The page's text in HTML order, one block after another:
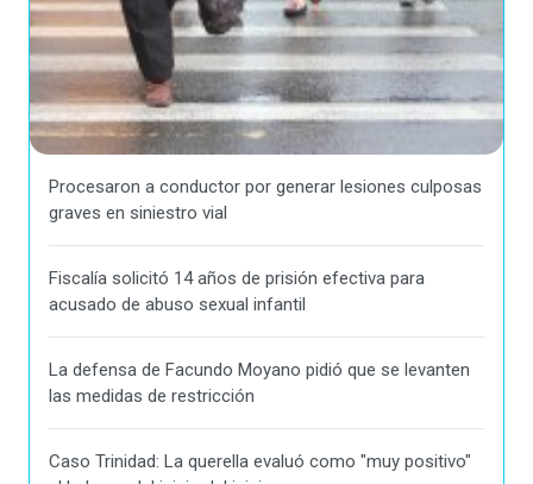
Procesaron a conductor por generar lesiones culposas
graves en siniestro vial
Fiscalía solicitó 14 años de prisión efectiva para
acusado de abuso sexual infantil
La defensa de Facundo Moyano pidió que se levanten
las medidas de restricción
Caso Trinidad: La querella evaluó como "muy positivo"